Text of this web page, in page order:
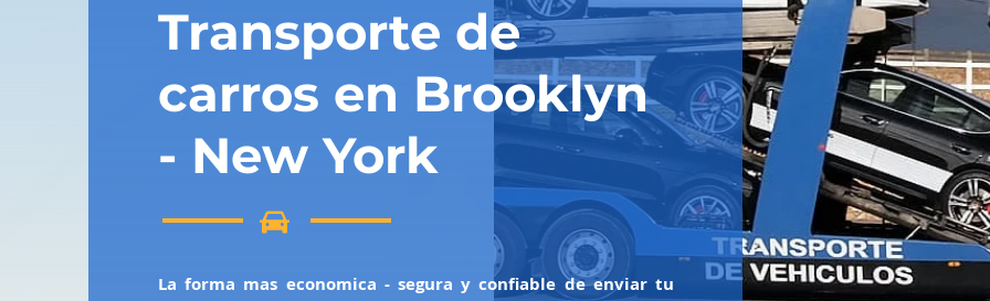
Transporte de
carros en Brooklyn
- New York
La forma mas economica - segura y confiable de enviar tu